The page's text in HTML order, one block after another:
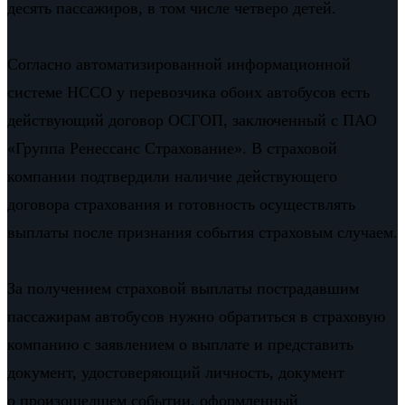
десять пассажиров, в том числе четверо детей.
Согласно автоматизированной информационной
системе НССО у перевозчика обоих автобусов есть
действующий договор ОСГОП, заключенный с ПАО
«Группа Ренессанс Страхование». В страховой
компании подтвердили наличие действующего
договора страхования и готовность осуществлять
выплаты после признания события страховым случаем.
За получением страховой выплаты пострадавшим
пассажирам автобусов нужно обратиться в страховую
компанию с заявлением о выплате и представить
документ, удостоверяющий личность, документ
о произошедшем событии, оформленный